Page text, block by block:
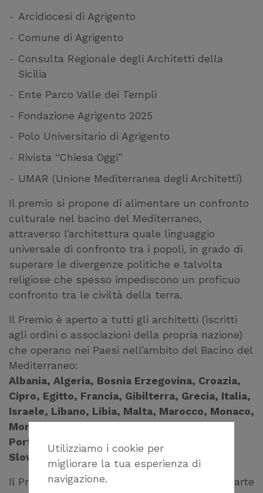
Utilizziamo i cookie per
migliorare la tua esperienza di
navigazione.
Arcidiocesi di Agrigento
Comune di Agrigento
Consulta Regionale degli Architetti della
Sicilia
Ente Parco Valle dei Templi
Fondazione Agrigento 2025
Polo Universitario di Agrigento
Rivista “Chiesa Oggi”
UMAR (Unione Mediterranea degli Architetti)
Il premio si propone di alimentare un confronto
culturale nel bacino del Mediterraneo,
attraverso l’architettura quale linguaggio
universale di confronto tra i popoli, in grado di
superare le divergenze politiche e talvolta
religiose che spesso impediscono un proficuo
confronto tra le civiltà della terra.
Il Premio è aperto a tutti gli architetti (iscritti
agli ordini o associazioni della propria nazione)
che operano nei Paesi nell’ambito del Bacino del
Mediterraneo:
Albania, Algeria, Bosnia Erzegovina, Croazia,
Cipro, Egitto, Francia, Gibilterra, Grecia, Italia,
Israele, Libano, Libia, Malta, Marocco, Monaco,
Montenegro, Palestina (Striscia di Gaza),
Portogallo, Spagna, Tunisia, Turchia, Siria,
Slovenia
Il Premio ha come finalità l’acquisizione da parte